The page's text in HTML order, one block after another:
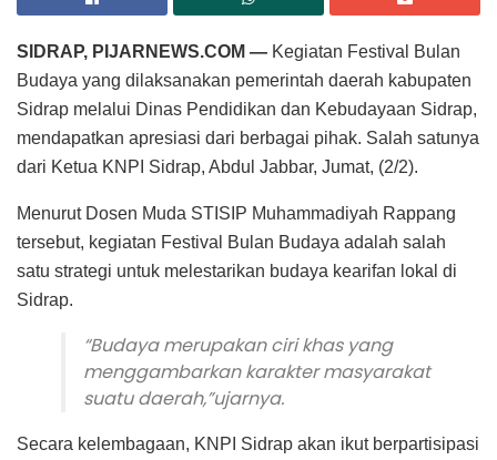
SIDRAP, PIJARNEWS.COM — Kegiatan Festival Bulan
Budaya yang dilaksanakan pemerintah daerah kabupaten
Sidrap melalui Dinas Pendidikan dan Kebudayaan Sidrap,
mendapatkan apresiasi dari berbagai pihak. Salah satunya
dari Ketua KNPI Sidrap, Abdul Jabbar, Jumat, (2/2).
Menurut Dosen Muda STISIP Muhammadiyah Rappang
tersebut, kegiatan Festival Bulan Budaya adalah salah
satu strategi untuk melestarikan budaya kearifan lokal di
Sidrap.
“Budaya merupakan ciri khas yang
menggambarkan karakter masyarakat
suatu daerah,”ujarnya.
Secara kelembagaan, KNPI Sidrap akan ikut berpartisipasi